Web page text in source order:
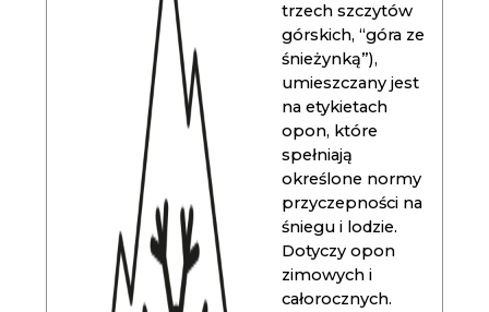
trzech szczytów
górskich, “góra ze
śnieżynką”),
umieszczany jest
na etykietach
opon, które
spełniają
określone normy
przyczepności na
śniegu i lodzie.
Dotyczy opon
zimowych i
całorocznych.